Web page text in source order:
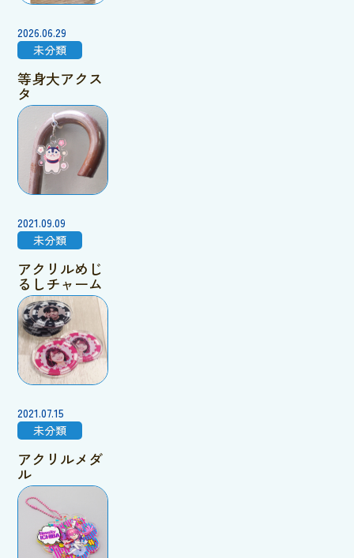
2026.06.29
未分類
等身大アクス
タ
2021.09.09
未分類
アクリルめじ
るしチャーム
2021.07.15
未分類
アクリルメダ
ル